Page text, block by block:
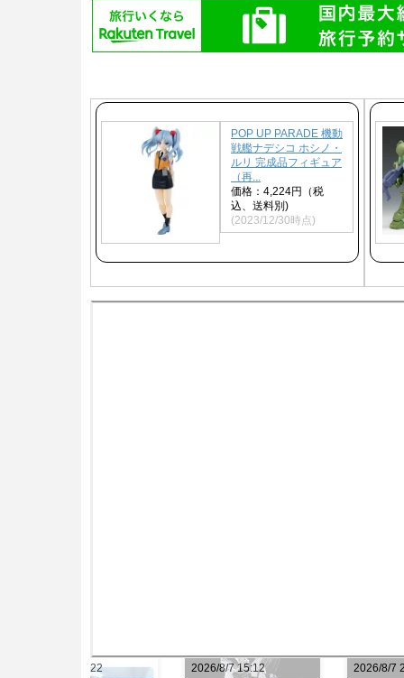
POP UP PARADE 機動
戦艦ナデシコ ホシノ・
ルリ 完成品フィギュア
（再...
価格：4,224円（税
込、送料別)
(2023/12/30時点)
2026/8/7 23:02 2026/8/7
2026/8/7 15:12